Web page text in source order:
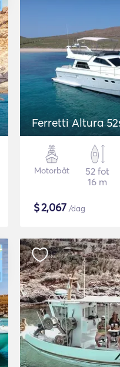
Ferretti Altura
Motorbåt
52 fot
16 m
$2,067 /dag